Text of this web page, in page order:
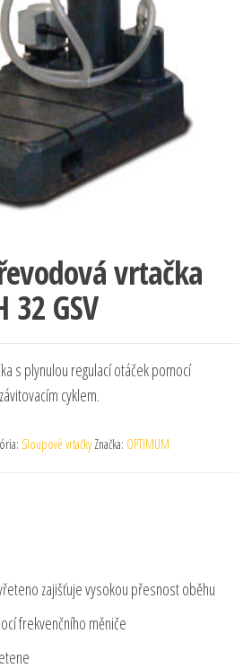
vrtačka
32 GSV
s plynulou regulací otáček pomocí
cyklem.
Sloupové vrtačky Značka: OPTIMUM
zajišťuje vysokou přesnost oběhu
frekvenčního měniče